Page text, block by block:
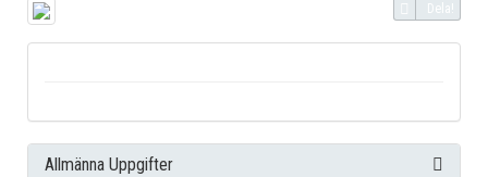
Dela!
Allmänna Uppgifter